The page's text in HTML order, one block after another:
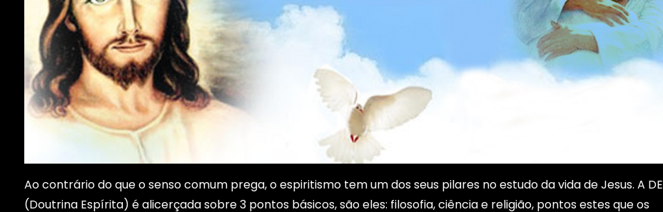
Ao contrário do que o senso comum prega, o espiritismo tem um dos seus pilares no estudo da vida de Jesus. A DE
(Doutrina Espírita) é alicerçada sobre 3 pontos básicos, são eles: filosofia, ciência e religião, pontos estes que os